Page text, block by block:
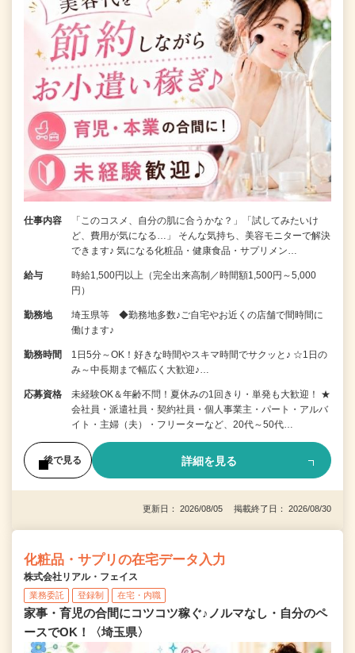
仕事内容
「このコスメ、自分の肌に合うかな？」「試してみたいけ
ど、費用が気になる…」 そんな気持ち、美容モニターで解決
できます♪ 気になる化粧品・健康食品・サプリメン…
給与
時給1,500円以上（完全出来高制／時間額1,500円～5,000
円）
勤務地
埼玉県等 ◆勤務地多数♪ご自宅やお近くの店舗で間時間に
働けます♪
勤務時間
1日5分～OK！好きな時間やスキマ時間でサクッと♪ ☆1日の
み～中長期まで幅広く大歓迎♪…
応募資格
未経験OK＆年齢不問！夏休みの1回きり・単発も大歓迎！ ★
会社員・派遣社員・契約社員・個人事業主・パート・アルバ
イト・主婦（夫）・フリーターなど、20代～50代…
後で見る 詳細を見る
更新日： 2026/08/05 掲載終了日： 2026/08/30
化粧品・サプリの在宅データ入力
株式会社リアル・フェイス
業務委託 登録制 在宅・内職
家事・育児の合間にコツコツ稼ぐ♪ノルマなし・自分のペ
ースでOK！〈埼玉県〉